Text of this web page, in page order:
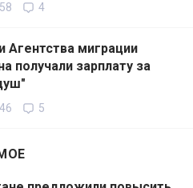
4
Агентства миграции
получали зарплату за
5